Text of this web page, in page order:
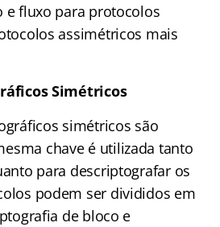
e fluxo para protocolos
assimétricos mais
Simétricos
simétricos são
chave é utilizada tanto
para descriptografar os
podem ser divididos em
de bloco e